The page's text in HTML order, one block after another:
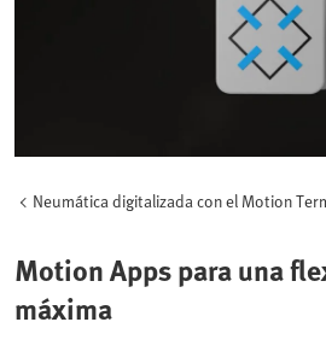
Neumática digitalizada con el Motion
Motion Apps para una
máxima